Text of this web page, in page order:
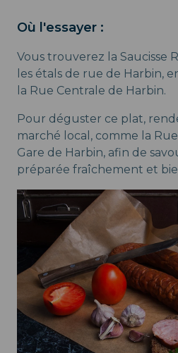
Où l'essayer :
Vous trouverez la Saucisse
les étals de rue de Harbin,
la Rue Centrale de Harbin.
Pour déguster ce plat,
marché local, comme la
Gare de Harbin, afin de
préparée fraîchement et